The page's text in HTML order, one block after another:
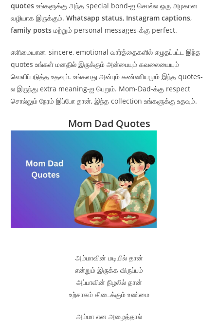
quotes உங்களுக்கு அந்த special bond-ஐ சொல்ல ஒரு அழகான
வழியாக இருக்கும்.Whatsapp status, Instagram captions,
family posts மற்றும் personal messages-க்கு perfect.
எளிமையான, sincere, emotional வார்த்தைகளில் எழுதப்பட்ட இந்த
quotes உங்கள் மனதில் இருக்கும் அன்பையும் கவலையையும்
வெளிப்படுத்த உதவும். உங்களது அன்பும் கண்ணியமும் இந்த quotes-
ல இருந்து extra meaning-ஐ பெறும். Mom-Dad-க்கு respect
சொல்லும் நேரம் இப்போ தான், இந்த collection உங்களுக்கு உதவும்.
Mom Dad Quotes
அம்மாவின் மடியில் தான்
என்றும் இருக்க விருப்பம்
அப்பாவின் நிழலில் தான்
உற்சாகம் கிடைக்கும் உண்மை
அம்மா என அழைத்தால்